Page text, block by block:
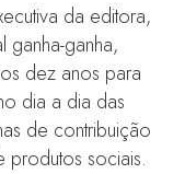
da editora,
ganha,
dez anos para
dia a dia das
de contribuição
sociais.